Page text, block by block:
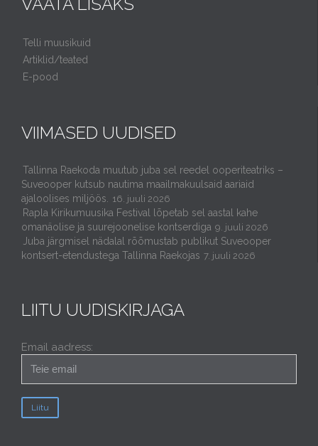
Telli muusikuid
Artiklid/teated
E-pood
VIIMASED UUDISED
Tallinna Raekoda muutub juba sel reedel ooperiteatriks –
Suveooper kutsub nautima maailmakuulsaid aariaid
ajaloolises miljöös.
16. juuli 2026
Rapla Kirikumuusika Festival lõpetab sel aastal kahe
omanäolise ja suurejoonelise kontserdiga 9. juuli 2026
Juba järgmisel nädalal rõõmustab publikut Suveooper
kontsert-etendustega Tallinna Raekojas 7. juuli 2026
LIITU UUDISKIRJAGA
Email aadress: